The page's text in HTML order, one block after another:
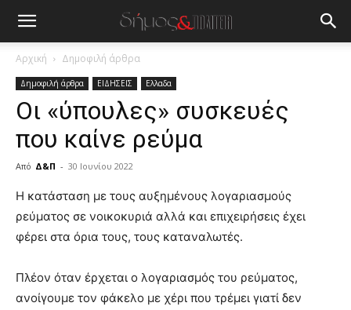
Αρχική Δημοφιλή άρθρα
Δημοφιλή άρθρα ΕΙΔΗΣΕΙΣ Ελλαδα
Οι «ύπουλες» συσκευές
που καίνε ρεύμα
Από Δ&Π - 30 Ιουνίου 2022
blonde
lesbians
very
hot
show.desi
xxx
Η κατάσταση με τους αυξημένους λογαριασμούς
ρεύματος σε νοικοκυριά αλλά και επιχειρήσεις έχει
φέρει στα όρια τους, τους καταναλωτές.
Πλέον όταν έρχεται ο λογαριασμός του ρεύματος,
ανοίγουμε τον φάκελο με χέρι που τρέμει γιατί δεν